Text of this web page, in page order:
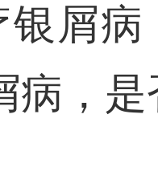
银屑
，是